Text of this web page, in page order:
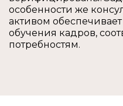
особенности же
активом
обучения кадров,
потребностям.